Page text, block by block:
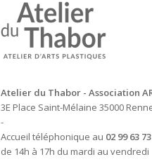
Atelier du Thabor - Association
3E Place Saint-Mélaine 35000
-
Accueil téléphonique au 02 99 63
de 14h à 17h du mardi au vendredi